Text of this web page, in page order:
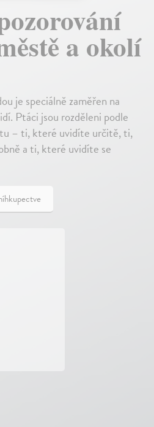
a okolí
je speciálně zaměřen na
Ptáci jsou rozděleni podle
– ti, které uvidíte určitě, ti,
a ti, které uvidíte se